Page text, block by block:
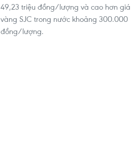
49,23 triệu đồng/lượng và cao hơn giá
vàng SJC trong nước khoảng 300.000
đồng/lượng.